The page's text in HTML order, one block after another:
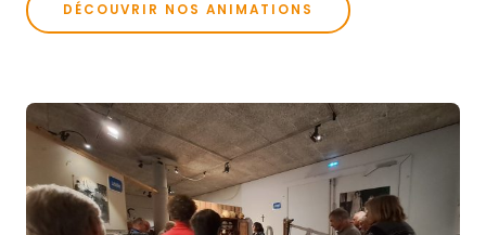
DÉCOUVRIR NOS ANIMATIONS